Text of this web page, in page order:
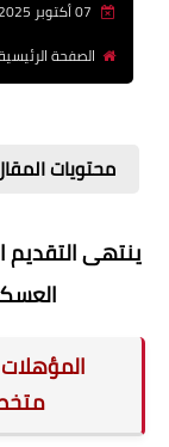
الصفحة
محتويات